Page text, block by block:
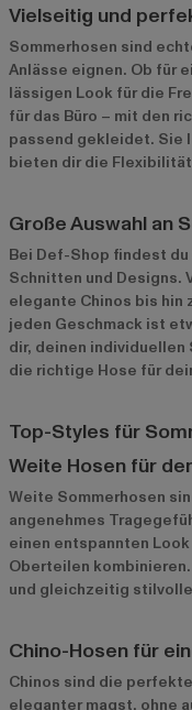
Vielseitig und
Sommerhosen sind
Anlässe eignen. Ob für
lässigen Look für die
für das Büro – mit den
passend gekleidet. Sie
bieten dir die
Große Auswahl an
Bei Def-Shop findest
Schnitten und Designs.
elegante Chinos bis
jeden Geschmack ist
dir, deinen individuellen
die richtige Hose für
Top-Styles für
Weite Hosen für
Weite Sommerhosen
angenehmes
einen entspannten
Oberteilen
und gleichzeitig
Chino-Hosen für
Chinos sind die
eleganter magst, ohne